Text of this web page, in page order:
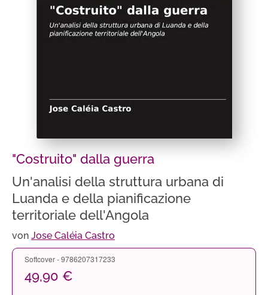
"Costruito" dalla guerra
Un'analisi della struttura urbana di
Luanda e della pianificazione
territoriale dell'Angola
von Jose Caléia Castro
Softcover - 9786207317233
49,90 €